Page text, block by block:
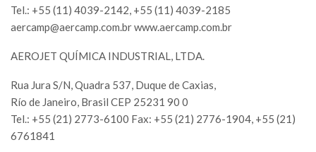
Tel.: +55 (11) 4039-2142, +55 (11) 4039-2185
aercamp@aercamp.com.brwww.aercamp.com.br
AEROJET QUÍMICA INDUSTRIAL, LTDA.
Rua Jura S/N, Quadra 537, Duque de Caxias,
Río de Janeiro, Brasil CEP 25231 90 0
Tel.: +55 (21) 2773-6100 Fax: +55 (21) 2776-1904, +55 (21)
6761841